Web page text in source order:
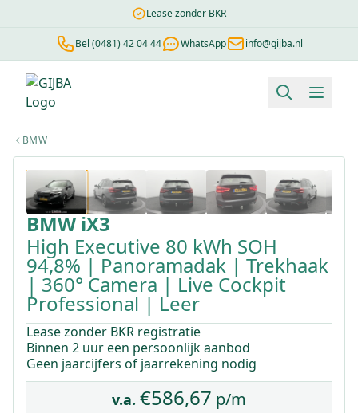
Lease zonder BKR
Bel (0481) 42 04 44 WhatsApp info@gijba.nl
Financial lease berekenen
BMW
BMWiX3
High Executive 80 kWh SOH
94,8% | Panoramadak | Trekhaak
| 360° Camera | Live Cockpit
Professional | Leer
Lease zonder BKR registratie
Binnen 2 uur een persoonlijk aanbod
Geen jaarcijfers of jaarrekening nodig
v.a. €586,67 p/m